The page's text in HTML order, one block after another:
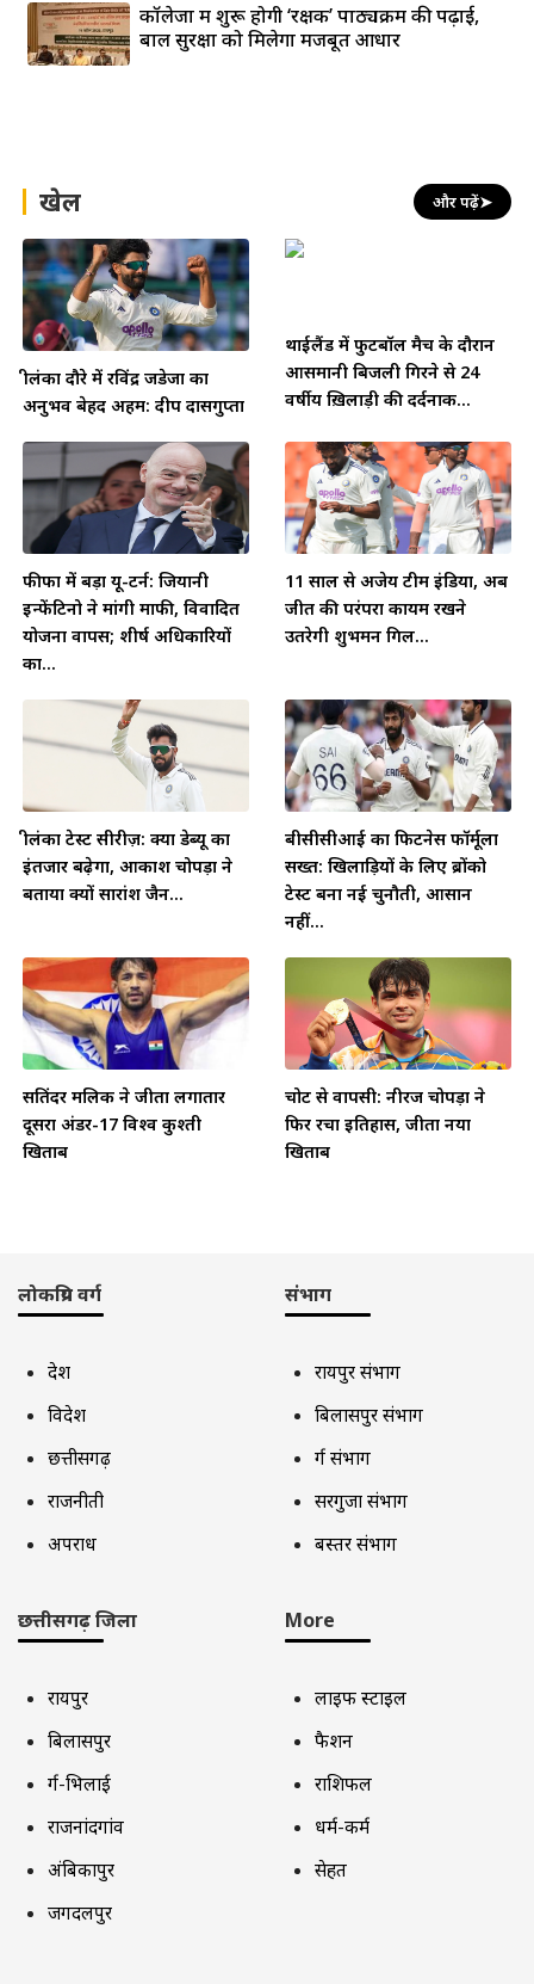
कॉलेजों में शुरू होगी ‘रक्षक’ पाठ्यक्रम की पढ़ाई,
बाल सुरक्षा को मिलेगा मजबूत आधार
खेल और पढ़ें➤
श्रीलंका दौरे में रविंद्र जडेजा का
अनुभव बेहद अहम: दीप दासगुप्ता
थाईलैंड में फुटबॉल मैच के दौरान
आसमानी बिजली गिरने से 24
वर्षीय ख़िलाड़ी की दर्दनाक...
फीफा में बड़ा यू-टर्न: जियानी
इन्फेंटिनो ने मांगी माफी, विवादित
योजना वापस; शीर्ष अधिकारियों
का...
11 साल से अजेय टीम इंडिया, अब
जीत की परंपरा कायम रखने
उतरेगी शुभमन गिल...
श्रीलंका टेस्ट सीरीज़: क्या डेब्यू का
इंतजार बढ़ेगा, आकाश चोपड़ा ने
बताया क्यों सारांश जैन...
बीसीसीआई का फिटनेस फॉर्मूला
सख्त: खिलाड़ियों के लिए ब्रोंको
टेस्ट बना नई चुनौती, आसान
नहीं...
सतिंदर मलिक ने जीता लगातार
दूसरा अंडर-17 विश्व कुश्ती
खिताब
चोट से वापसी: नीरज चोपड़ा ने
फिर रचा इतिहास, जीता नया
खिताब
लोकप्रिय वर्ग
देश
विदेश
छत्तीसगढ़
राजनीती
अपराध
संभाग
रायपुर संभाग
बिलासपुर संभाग
दुर्ग संभाग
सरगुजा संभाग
बस्तर संभाग
छत्तीसगढ़ जिला
रायपुर
बिलासपुर
दुर्ग-भिलाई
राजनांदगांव
अंबिकापुर
जगदलपुर
More
लाइफ स्टाइल
फैशन
राशिफल
धर्म-कर्म
सेहत